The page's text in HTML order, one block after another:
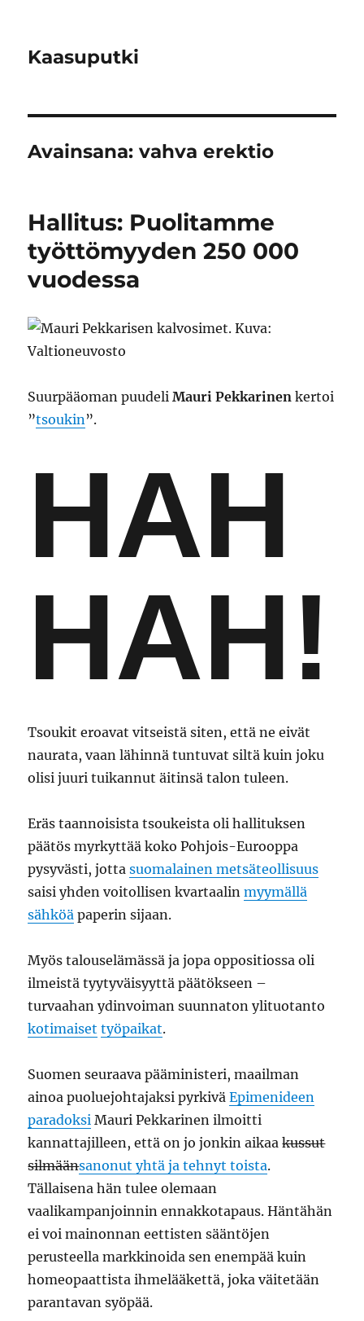
Kaasuputki
Avainsana:vahva erektio
Hallitus: Puolitamme
työttömyyden 250 000
vuodessa
Suurpääoman puudeliMauri Pekkarinen kertoi
”tsoukin”.
HAH
HAH!
Tsoukit eroavat vitseistä siten, että ne eivät
naurata, vaan lähinnä tuntuvat siltä kuin joku
olisi juuri tuikannut äitinsä talon tuleen.
Eräs taannoisista tsoukeista oli hallituksen
päätös myrkyttää koko Pohjois-Eurooppa
pysyvästi, jottasuomalainen metsäteollisuus
saisi yhden voitollisen kvartaalinmyymällä
sähköä paperin sijaan.
Myös talouselämässä ja jopa oppositiossa oli
ilmeistä tyytyväisyyttä päätökseen –
turvaahan ydinvoiman suunnaton ylituotanto
kotimaiset työpaikat.
Suomen seuraava pääministeri, maailman
ainoa puoluejohtajaksi pyrkiväEpimenideen
paradoksi Mauri Pekkarinen ilmoitti
kannattajilleen, että on jo jonkin aikaakussut
silmäänsanonut yhtä ja tehnyt toista.
Tällaisena hän tulee olemaan
vaalikampanjoinnin ennakkotapaus. Häntähän
ei voi mainonnan eettisten sääntöjen
perusteella markkinoida sen enempää kuin
homeopaattista ihmelääkettä, joka väitetään
parantavan syöpää.